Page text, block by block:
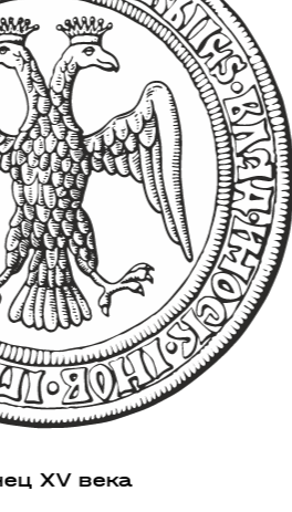
Изображение двуглавого
государственной печати царя
1577—1578